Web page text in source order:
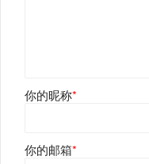
你的昵称*
你的邮箱*